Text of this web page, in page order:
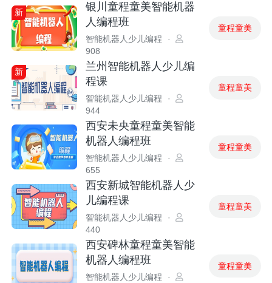
新
银川童程童美智能机器
人编程班
智能机器人少儿编程
·
908
童程童美
新
兰州智能机器人少儿编
程课
智能机器人少儿编程
·
944
童程童美
西安未央童程童美智能
机器人编程班
智能机器人少儿编程
·
655
童程童美
西安新城智能机器人少
儿编程课
智能机器人少儿编程
·
440
童程童美
西安碑林童程童美智能
机器人编程班
智能机器人少儿编程
·
童程童美